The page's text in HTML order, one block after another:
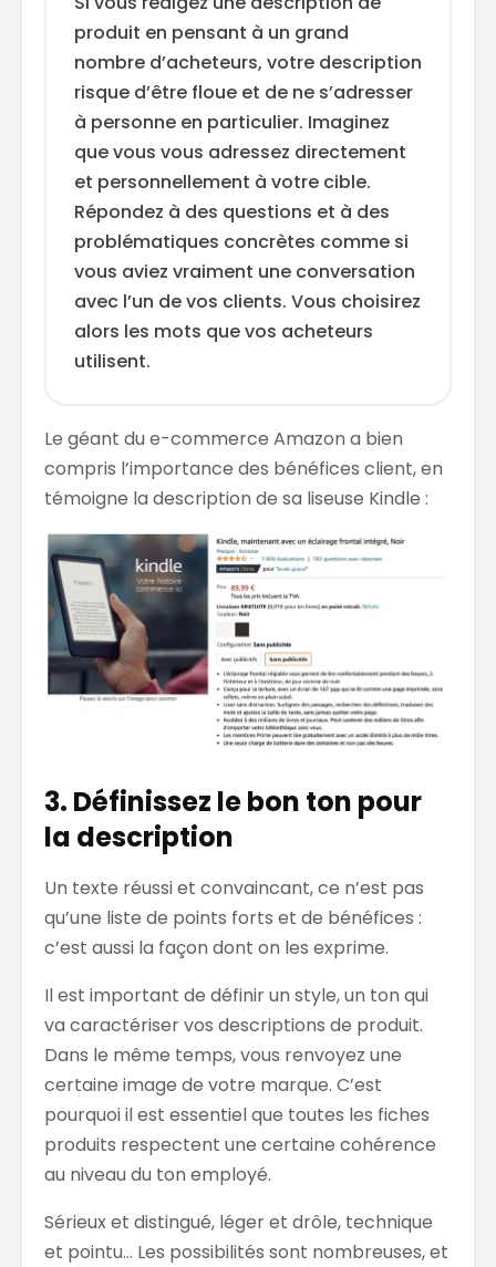
produit en pensant à un grand
nombre d’acheteurs, votre description
risque d’être floue et de ne s’adresser
à personne en particulier. Imaginez
que vous vous adressez directement
et personnellement à votre cible.
Répondez à des questions et à des
problématiques concrètes comme si
vous aviez vraiment une conversation
avec l’un de vos clients. Vous choisirez
alors les mots que vos acheteurs
utilisent.
Le géant du e-commerce Amazon a bien
compris l’importance des bénéfices client, en
témoigne la description de sa liseuse Kindle :
3. Définissez le bon ton pour
la description
Un texte réussi et convaincant, ce n’est pas
qu’une liste de points forts et de bénéfices :
c’est aussi la façon dont on les exprime.
Il est important de définir un style, un ton qui
va caractériser vos descriptions de produit.
Dans le même temps, vous renvoyez une
certaine image de votre marque. C’est
pourquoi il est essentiel que toutes les fiches
produits respectent une certaine cohérence
au niveau du ton employé.
Sérieux et distingué, léger et drôle, technique
et pointu… Les possibilités sont nombreuses, et